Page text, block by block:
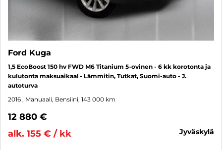
Ford Kuga
1,5 EcoBoost 150 hv FWD M6 Titanium 5-ovinen - 6 kk korotonta ja
kulutonta maksuaikaa! - Lämmitin, Tutkat, Suomi-auto - J.
autoturva
2016 , Manuaali, Bensiini, 143 000 km
12 880 €
alk. 155 € / kk
jyväskylä